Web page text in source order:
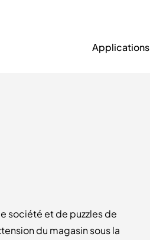
Applications
société et de puzzles de
du magasin sous la